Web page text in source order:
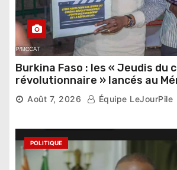
Burkina Faso : les « Jeudis du
révolutionnaire » lancés au
Thomas Sankara
Août 7, 2026 Équipe LeJourPile
POLITIQUE